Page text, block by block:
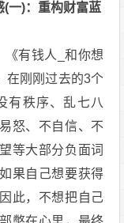
(一)：重构财富蓝
有钱人_和你想
在刚刚过去的3个
有秩序、乱七八
怒、不自信、不
等大部分负面词
果自己想要获得
此，不想把自己